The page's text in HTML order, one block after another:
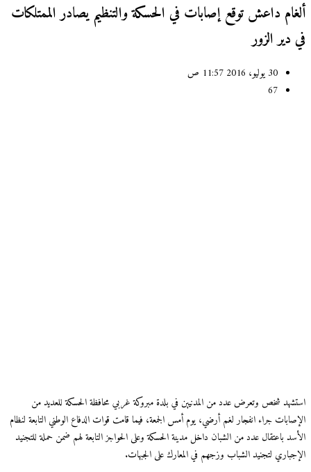
داعش توقع إصابات في الحسكة والتنظيم يصادر الممتلكات
الزور
30 يوليو، 2016 11:57 ص
67
شخص وتعرض عدد من المدنيين في بلدة مبروكة غربي محافظة الحسكة للعديد من
جراء انفجار لغم أرضي، يوم أمس الجمعة، فيما قامت قوات الدفاع الوطني التابعة لنظام
باعتقال عدد من الشبان داخل مدينة الحسكة وعلى الحواجز التابعة لهم ضمن حملة للتجنيد
لتجنيد الشباب وزجهم في المعارك على الجبهات.